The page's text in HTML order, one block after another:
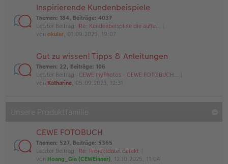
Inspirierende Kundenbeispiele
Themen: 184, Beiträge: 4037
Letzter Beitrag: Re: Kundenbeispiele die auffa…
von okular, 01.09.2025, 19:07
Gut zu wissen! Tipps & Anleitungen
Themen: 22, Beiträge: 106
Letzter Beitrag: CEWE myPhotos - CEWE FOTOBUCH…
von Katharine, 05.09.2023, 12:31
CEWE FOTOBUCH
Themen: 527, Beiträge: 5365
Letzter Beitrag: Re: Projektdatei defekt
von Hoang_Gia (CEWEianer), 12.10.2025, 11:04